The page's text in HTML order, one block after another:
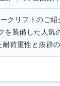
クリフトのご
を装備した人気
荷重性と抜群